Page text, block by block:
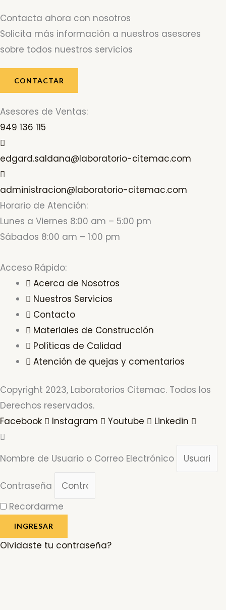
Contacta ahora con nosotros
Solicita más información a nuestros asesores
sobre todos nuestros servicios
CONTACTAR
Asesores de Ventas:
949 136 115
edgard.saldana@laboratorio-citemac.com
administracion@laboratorio-citemac.com
Horario de Atención:
Lunes a Viernes 8:00 am – 5:00 pm
Sábados 8:00 am – 1:00 pm
Acceso Rápido:
Acerca de Nosotros
Nuestros Servicios
Contacto
Materiales de Construcción
Políticas de Calidad
Atención de quejas y comentarios
Copyright 2023, Laboratorios Citemac. Todos los
Derechos reservados.
Facebook
Instagram Youtube Linkedin
Nombre de Usuario o Correo Electrónico
Contraseña
Recordarme
INGRESAR
Olvidaste tu contraseña?